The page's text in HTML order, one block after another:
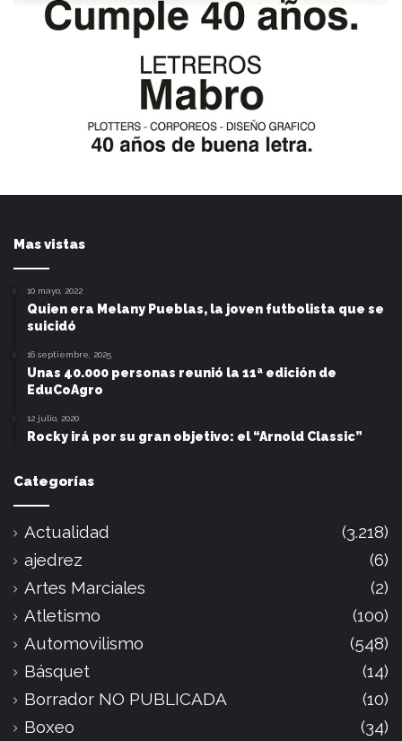
Mas vistas
10 mayo, 2022
Quien era Melany Pueblas, la joven futbolista que se
suicidó
16 septiembre, 2025
Unas 40.000 personas reunió la 11ª edición de
EduCoAgro
12 julio, 2020
Rocky irá por su gran objetivo: el “Arnold Classic”
Categorías
Actualidad
(3.218)
ajedrez
(6)
Artes Marciales
(2)
Atletismo
(100)
Automovilismo
(548)
Básquet
(14)
Borrador NO PUBLICADA
(10)
Boxeo
(34)